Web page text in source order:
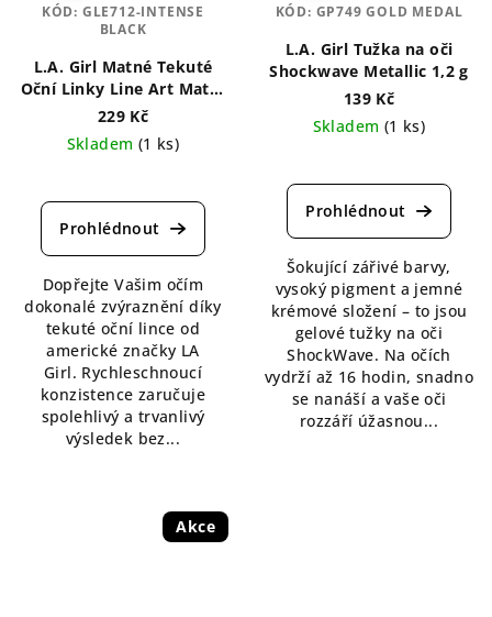
L.A. Girl Matné Tekuté
Oční Linky Line Art Matte
0,4 ml
229 Kč
Skladem (1 ks)
hodnocení
produktu
z
5
hvězdiček.
Dopřejte Vašim očím
dokonalé zvýraznění díky
tekuté oční lince od
americké značky LA
Girl. Rychleschnoucí
konzistence zaručuje
spolehlivý a trvanlivý
výsledek bez...
KÓD: GLE712-INTENSE
BLACK
L.A. Girl Tužka na oči
Shockwave Metallic 1,2 g
139 Kč
Skladem (1 ks)
hodnocení
produktu
z
5
hvězdiček.
Šokující zářivé barvy,
vysoký pigment a jemné
krémové složení – to jsou
gelové tužky na oči
ShockWave. Na očích
vydrží až 16 hodin, snadno
se nanáší a vaše oči
rozzáří úžasnou...
KÓD: GP749 GOLD MEDAL
Akce